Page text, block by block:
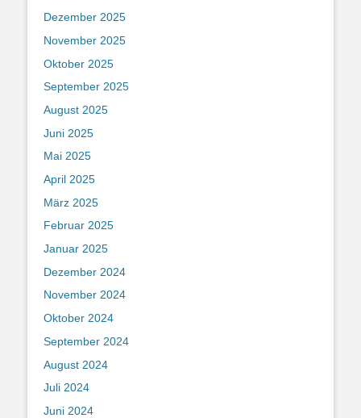
Dezember 2025
November 2025
Oktober 2025
September 2025
August 2025
Juni 2025
Mai 2025
April 2025
März 2025
Februar 2025
Januar 2025
Dezember 2024
November 2024
Oktober 2024
September 2024
August 2024
Juli 2024
Juni 2024